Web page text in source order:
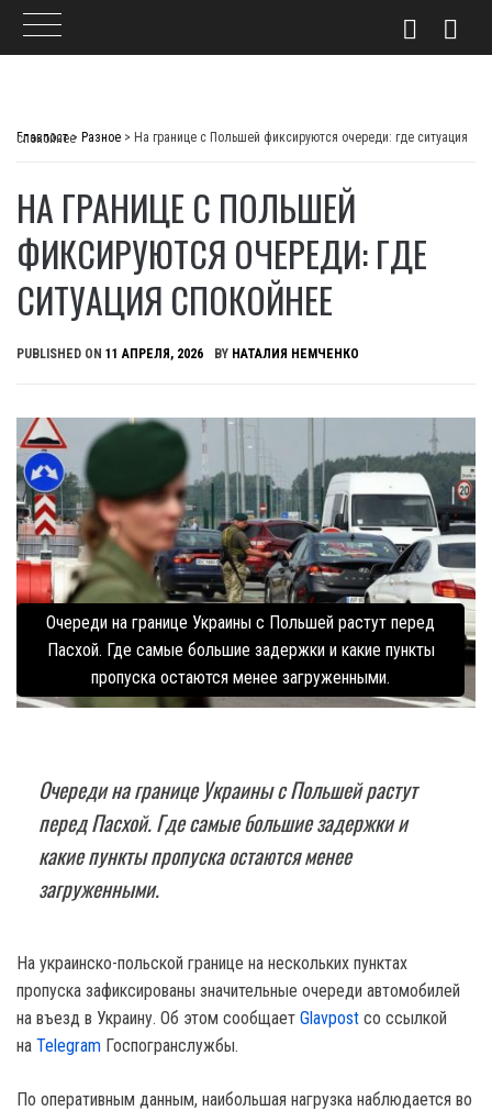
Главпост> Разное >
На границе с Польшей фиксируются очереди: где ситуация спокойнее
НА ГРАНИЦЕ С ПОЛЬШЕЙ
ФИКСИРУЮТСЯ ОЧЕРЕДИ: ГДЕ
СИТУАЦИЯ СПОКОЙНЕЕ
PUBLISHED ON 11 АПРЕЛЯ, 2026 BY НАТАЛИЯ НЕМЧЕНКО
Очереди на границе Украины с Польшей растут перед
Пасхой. Где самые большие задержки и какие пункты
пропуска остаются менее загруженными.
Очереди на границе Украины с Польшей растут
перед Пасхой. Где самые большие задержки и
какие пункты пропуска остаются менее
загруженными.
На украинско-польской границе на нескольких пунктах
пропуска зафиксированы значительные очереди автомобилей
на въезд в Украину. Об этом сообщает Glavpost со ссылкой
на Telegram Госпогранслужбы.
По оперативным данным, наибольшая нагрузка наблюдается во